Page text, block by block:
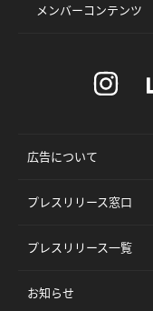
メンバーコンテンツ
広告について
プレスリリース窓口
プレスリリース一覧
お知らせ